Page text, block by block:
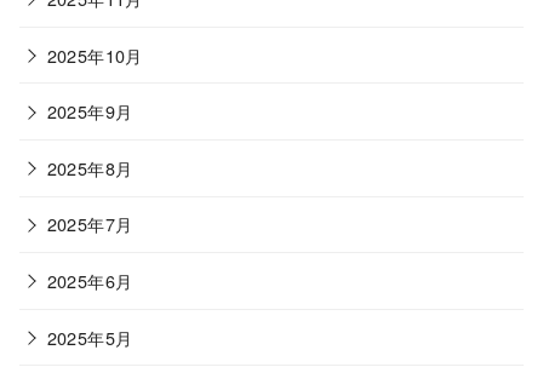
2025年10月
2025年9月
2025年8月
2025年7月
2025年6月
2025年5月